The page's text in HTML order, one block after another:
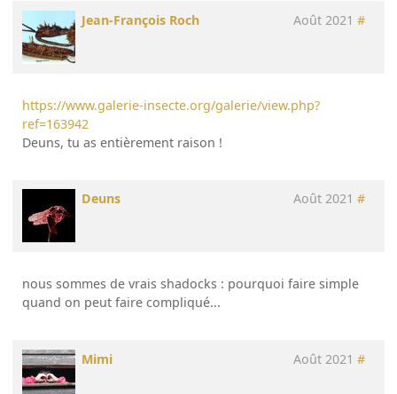
Jean-François Roch Août 2021 #
https://www.galerie-insecte.org/galerie/view.php?
ref=163942
Deuns, tu as entièrement raison !
Deuns Août 2021 #
nous sommes de vrais shadocks : pourquoi faire simple
quand on peut faire compliqué...
Mimi Août 2021 #